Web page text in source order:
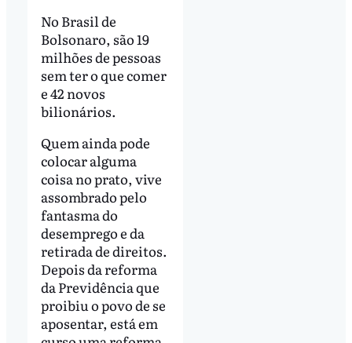
No Brasil de
Bolsonaro, são 19
milhões de pessoas
sem ter o que comer
e 42 novos
bilionários.
Quem ainda pode
colocar alguma
coisa no prato, vive
assombrado pelo
fantasma do
desemprego e da
retirada de direitos.
Depois da reforma
da Previdência que
proibiu o povo de se
aposentar, está em